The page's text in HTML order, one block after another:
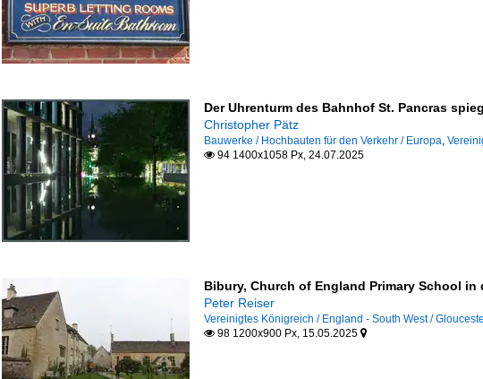
Der Uhrenturm des Bahnhof St. Pancras
Christopher Pätz
Bauwerke / Hochbauten für den Verkehr / Europa,
94 1400x1058 Px, 24.07.2025
Bibury, Church of England Primary School in
Peter Reiser
Vereinigtes Königreich / England - South West /
98 1200x900 Px, 15.05.2025 